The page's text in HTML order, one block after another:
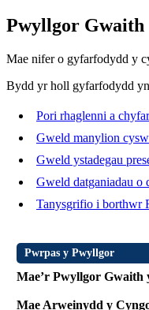
Pwyllgor Gwaith
Mae nifer o gyfarfodydd y
Bydd yr holl gyfarfodydd
Pori rhaglenni a
Gweld manylion
Gweld ystadegau
Gweld datganiadau o
Tanysgrifio i borthwr
Pwrpas y Pwyllgor
Mae’r Pwyllgor Gwaith
Mae Arweinydd y